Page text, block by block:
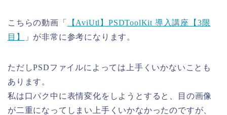
こちらの動画「
【AviUtl】PSDToolKit 導入講座【3限
目】
」が非常に参考になります。
ただしPSDファイルによっては上手くいかないことも
あります。
私は口パク中に表情変化をしようとすると、目の画像
が二重になってしまい上手くいかなかったのですが、